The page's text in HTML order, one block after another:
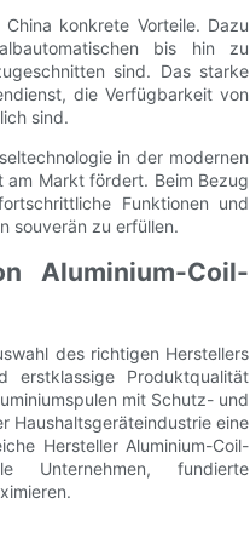
konkrete Vorteile. Dazu
bis hin zu
sind. Das starke
die Verfügbarkeit von
sind.
in der modernen
Markt fördert. Beim Bezug
Funktionen und
souverän zu erfüllen.
Aluminium-Coil-
des richtigen Herstellers
Produktqualität
mit Schutz- und
Haushaltsgeräteindustrie eine
Hersteller Aluminium-Coil-
Unternehmen, fundierte